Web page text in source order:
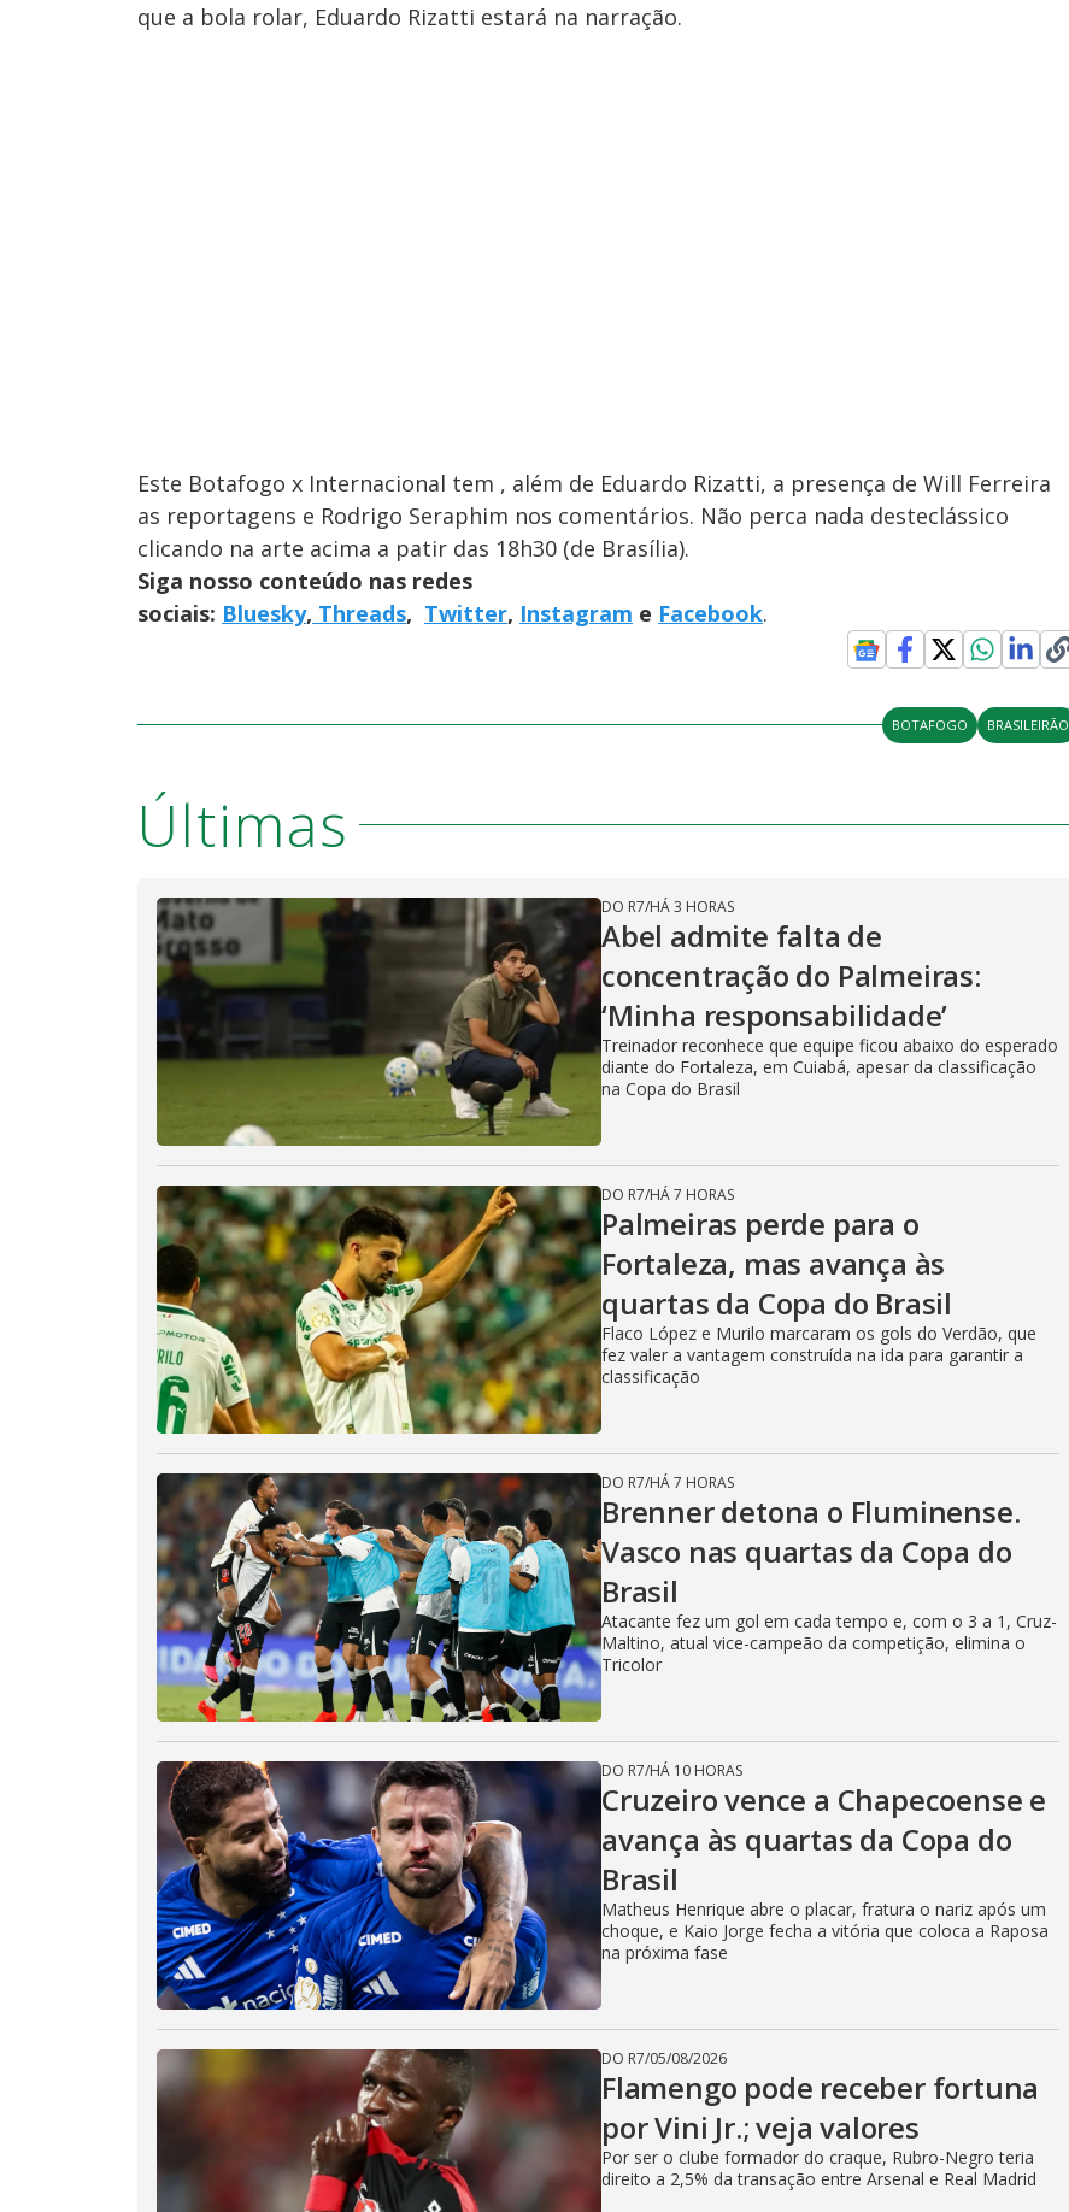
que a bola rolar, Eduardo Rizatti estará na narração.
Este Botafogo x Internacional tem , além de Eduardo Rizatti, a presença de Will Ferreira
as reportagens e Rodrigo Seraphim nos comentários. Não perca nada desteclássico
clicando na arte acima a patir das 18h30 (de Brasília).
Siga nosso conteúdo nas redes
sociais: Bluesky, Threads, Twitter, Instagram e Facebook.
BOTAFOGO BRASILEIRÃO
Últimas
DO R7/HÁ 3 HORAS
Abel admite falta de
concentração do Palmeiras:
‘Minha responsabilidade’
Treinador reconhece que equipe ficou abaixo do esperado
diante do Fortaleza, em Cuiabá, apesar da classificação
na Copa do Brasil
DO R7/HÁ 7 HORAS
Palmeiras perde para o
Fortaleza, mas avança às
quartas da Copa do Brasil
Flaco López e Murilo marcaram os gols do Verdão, que
fez valer a vantagem construída na ida para garantir a
classificação
DO R7/HÁ 7 HORAS
Brenner detona o Fluminense.
Vasco nas quartas da Copa do
Brasil
Atacante fez um gol em cada tempo e, com o 3 a 1, Cruz-
Maltino, atual vice-campeão da competição, elimina o
Tricolor
DO R7/HÁ 10 HORAS
Cruzeiro vence a Chapecoense e
avança às quartas da Copa do
Brasil
Matheus Henrique abre o placar, fratura o nariz após um
choque, e Kaio Jorge fecha a vitória que coloca a Raposa
na próxima fase
DO R7/05/08/2026
Flamengo pode receber fortuna
por Vini Jr.; veja valores
Por ser o clube formador do craque, Rubro-Negro teria
direito a 2,5% da transação entre Arsenal e Real Madrid